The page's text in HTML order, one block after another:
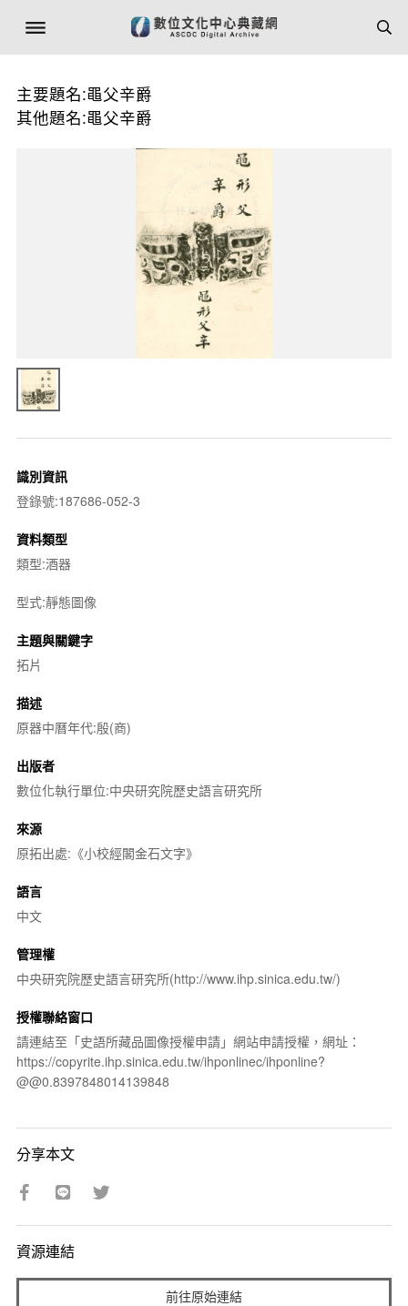
主要題名:黽父辛爵
其他題名:黽父辛爵
識別資訊
登錄號:187686-052-3
資料類型
類型:酒器
型式:靜態圖像
主題與關鍵字
拓片
描述
原器中曆年代:殷(商)
出版者
數位化執行單位:中央研究院歷史語言研究所
來源
原拓出處:《小校經閣金石文字》
語言
中文
管理權
中央研究院歷史語言研究所(http://www.ihp.sinica.edu.tw/)
授權聯絡窗口
請連結至「史語所藏品圖像授權申請」網站申請授權，網址：
https://copyrite.ihp.sinica.edu.tw/ihponlinec/ihponline?
@@0.8397848014139848
分享本文
資源連結
前往原始連結